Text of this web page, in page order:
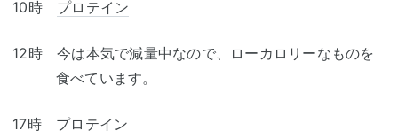
10時 プロテイン
12時 今は本気で減量中なので、ローカロリーなものを
食べています。
17時 プロテイン